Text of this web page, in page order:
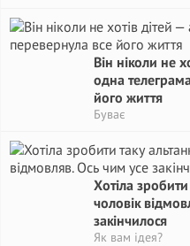
Він ніколи не
одна
його життя
Буває
Хотіла зробити
чоловік
закінчилося
Як вам ідея?